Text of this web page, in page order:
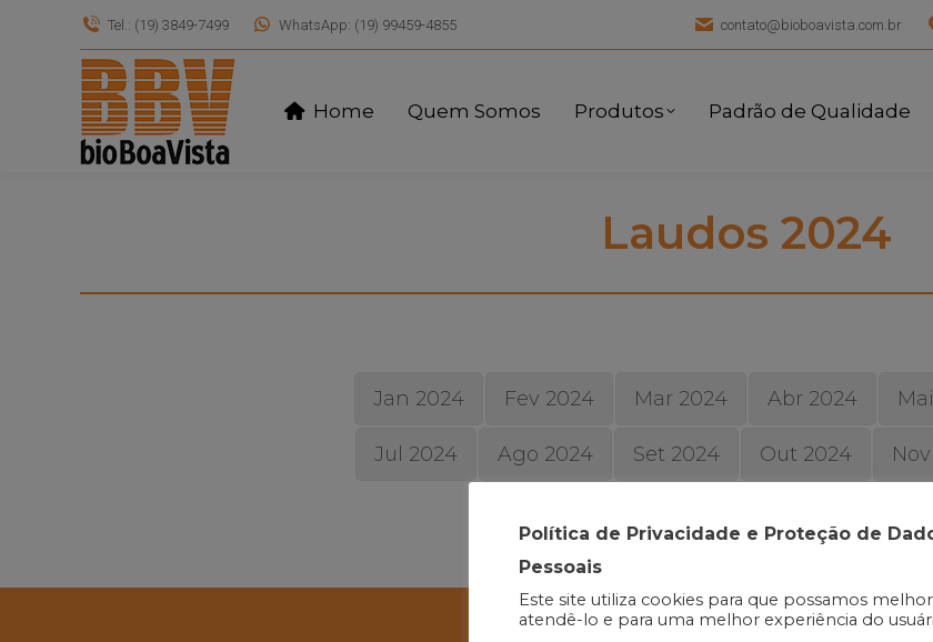
Tel.: (19) 3849-7499 WhatsApp: (19) 99459-4855 contato@bioboavista.com.br
Home Quem Somos Produtos Padrão de Qualidade
Laudos 2024
Jan 2024 Fev 2024 Mar 2024 Abr 2024
Jul 2024 Ago 2024 Set 2024 Out 2024
Política de Privacidade e Proteção de
Pessoais
Este site utiliza cookies para que possamos melhor
atendê-lo e para uma melhor experiência do